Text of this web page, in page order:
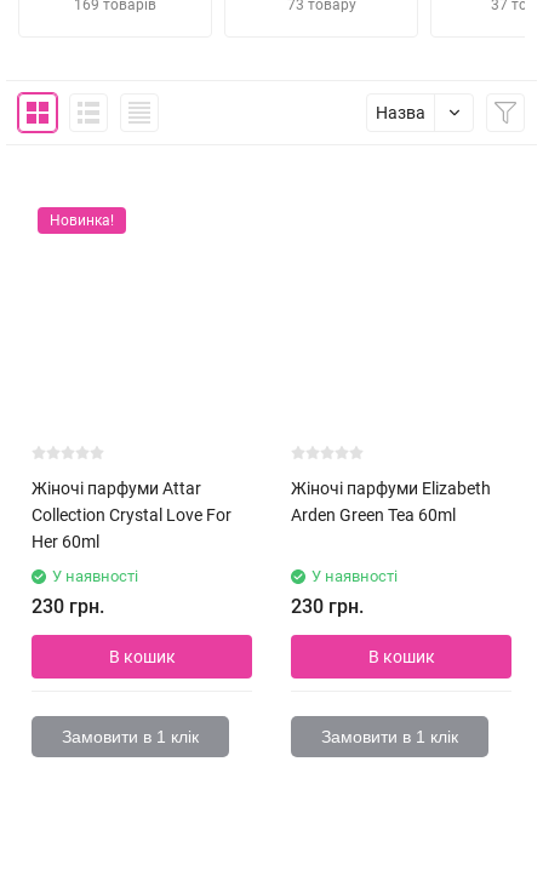
169 товарів 73 товару 37
Назва
Новинка!
Жіночі парфуми Attar
Collection Crystal Love For
Her 60ml
У наявності
230 грн.
В кошик
Замовити в 1 клік
Жіночі парфуми Elizabeth
Arden Green Tea 60ml
У наявності
230 грн.
В кошик
Замовити в 1 клік